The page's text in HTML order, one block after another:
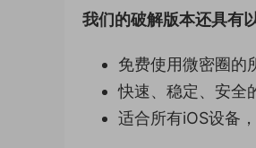
我们的破解版本还具有
免费使用微密圈的
快速、稳定、安全
适合所有iOS设备